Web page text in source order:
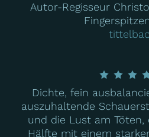
Autor-Regisseur
Dichte, fein
auszuhaltende
und die Lust am
Hälfte mit einem